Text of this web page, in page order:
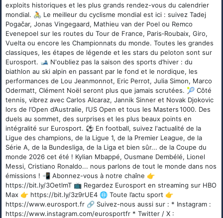
exploits historiques et les plus grands rendez-vous du calendrier
mondial. 🚴 Le meilleur du cyclisme mondial est ici : suivez Tadej
Pogačar, Jonas Vingegaard, Mathieu van der Poel ou Remco
Evenepoel sur les routes du Tour de France, Paris‑Roubaix, Giro,
Vuelta ou encore les Championnats du monde. Toutes les grandes
classiques, les étapes de légende et les stars du peloton sont sur
Eurosport. 🎿 N'oubliez pas la saison des sports d’hiver : du
biathlon au ski alpin en passant par le fond et le nordique, les
performances de Lou Jeanmonnot, Eric Perrot, Julia Simon, Marco
Odermatt, Clément Noël seront plus que jamais scrutées. 🎾 Côté
tennis, vibrez avec Carlos Alcaraz, Jannik Sinner et Novak Djokovic
lors de l’Open d’Australie, l’US Open et tous les Masters 1000. Des
duels au sommet, des surprises et les plus beaux points en
intégralité sur Eurosport. ⚽️ En football, suivez l'actualité de la
Ligue des champions, de la Ligue 1, de la Premier League, de la
Série A, de la Bundesliga, de la Liga et bien sûr... de la Coupe du
monde 2026 cet été ! Kylian Mbappé, Ousmane Dembélé, Lionel
Messi, Cristiano Ronaldo... nous parlons de tout le monde dans nos
émissions ! 📲 Abonnez-vous à notre chaîne 👉
https://bit.ly/3OetlmT 📺 Regardez Eurosport en streaming sur HBO
Max 👉 https://bit.ly/3z9rUE4 🌐 Toute l’actu sport 👉
https://www.eurosport.fr 🔗 Suivez-nous aussi sur : * Instagram :
https://www.instagram.com/eurosportfr * Twitter / X :